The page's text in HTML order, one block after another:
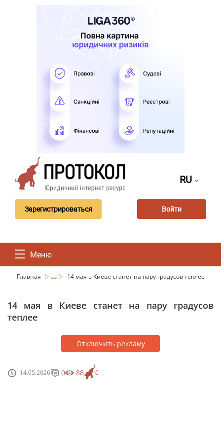
RU
Зарегистрироваться Войти
Меню
Главная ... 14 мая в Киеве станет на пару градусов теплее
14 мая в Киеве станет на пару градусов
теплее
Отключить рекламу
14.05.2026 0
0 88